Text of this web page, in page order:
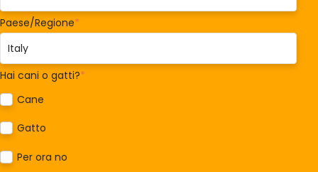
Paese/Regione*
Hai cani o gatti?*
Cane
Gatto
Per ora no